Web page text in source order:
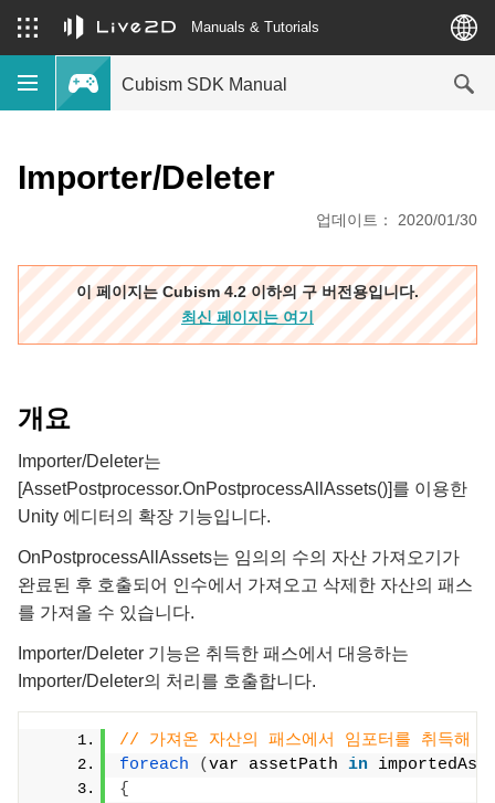
Manuals & Tutorials
Cubism SDK Manual
Importer/Deleter
업데이트： 2020/01/30
이 페이지는 Cubism 4.2 이하의 구 버전용입니다.
최신 페이지는 여기
개요
Importer/Deleter는
[AssetPostprocessor.OnPostprocessAllAssets()]를 이용한
Unity 에디터의 확장 기능입니다.
OnPostprocessAllAssets는 임의의 수의 자산 가져오기가
완료된 후 호출되어 인수에서 가져오고 삭제한 자산의 패스
를 가져올 수 있습니다.
Importer/Deleter 기능은 취득한 패스에서 대응하는
Importer/Deleter의 처리를 호출합니다.
// 가져온 자산의 패스에서 임포터를 취득해
foreach
(var assetPath in
{